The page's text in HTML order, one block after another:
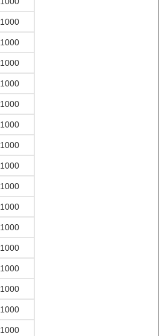
1000
1000
1000
1000
1000
1000
1000
1000
1000
1000
1000
1000
1000
1000
1000
1000